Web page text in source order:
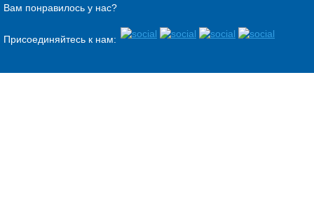
Вам понравилось у нас?
Присоединяйтесь к нам: